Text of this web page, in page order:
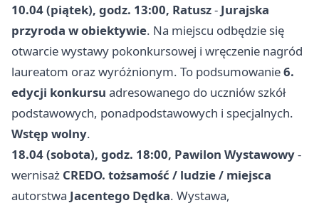
10.04 (piątek), godz. 13:00, Ratusz- Jurajska
przyroda w obiektywie. Na miejscu odbędzie się
otwarcie wystawy pokonkursowej i wręczenie nagród
laureatom oraz wyróżnionym. To podsumowanie6.
edycji konkursu adresowanego do uczniów szkół
podstawowych, ponadpodstawowych i specjalnych.
Wstęp wolny.
18.04 (sobota), godz. 18:00, Pawilon Wystawowy-
wernisaż CREDO. tożsamość / ludzie / miejsca
autorstwa Jacentego Dędka. Wystawa,